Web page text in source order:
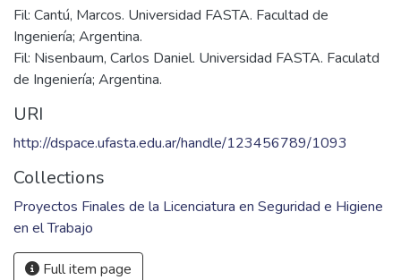
Fil: Cantú, Marcos. Universidad FASTA. Facultad de
Ingeniería; Argentina.
Fil: Nisenbaum, Carlos Daniel. Universidad FASTA. Faculatd
de Ingeniería; Argentina.
URI
http://dspace.ufasta.edu.ar/handle/123456789/1093
Collections
Proyectos Finales de la Licenciatura en Seguridad e Higiene
en el Trabajo
Full item page